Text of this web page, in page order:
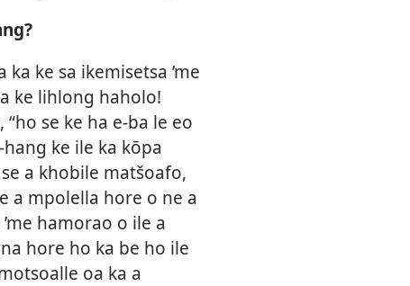
ke sa ikemisetsa ’me
ke lihlong haholo!
se ke ha e-ba le eo
ke ile ka kōpa
a khobile matšoafo,
a mpolella hore o ne a
hamorao o ile a
hore ho ka be ho ile
oa ka a